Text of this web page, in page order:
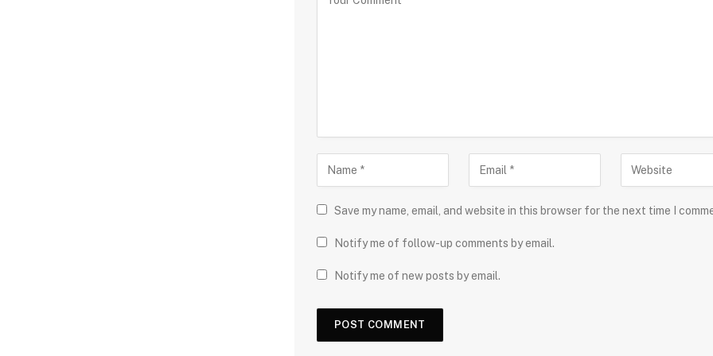
Save my name, email, and website in this browser for the next time I
Notify me of follow-up comments by email.
Notify me of new posts by email.